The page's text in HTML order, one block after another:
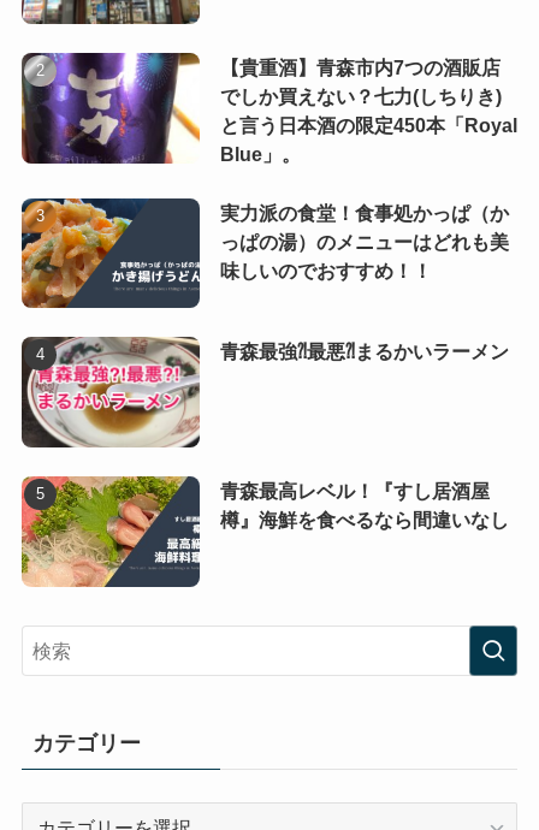
【貴重酒】青森市内7つの酒販店
でしか買えない？七力(しちりき)
と言う日本酒の限定450本「Royal
Blue」。
実力派の食堂！食事処かっぱ（か
っぱの湯）のメニューはどれも美
味しいのでおすすめ！！
青森最強⁈最悪⁈まるかいラーメン
青森最高レベル！『すし居酒屋
樽』海鮮を食べるなら間違いなし
カテゴリー